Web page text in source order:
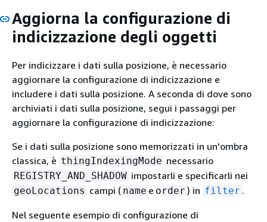
Aggiorna la configurazione di
indicizzazione degli oggetti
Per indicizzare i dati sulla posizione, è necessario
aggiornare la configurazione di indicizzazione e
includere i dati sulla posizione. A seconda di dove sono
archiviati i dati sulla posizione, segui i passaggi per
aggiornare la configurazione di indicizzazione:
Se i dati sulla posizione sono memorizzati in un'ombra
classica, è thingIndexingMode necessario
REGISTRY_AND_SHADOW impostarli e specificarli nei
geoLocations campi ( name e order ) in filter .
Nel seguente esempio di configurazione di